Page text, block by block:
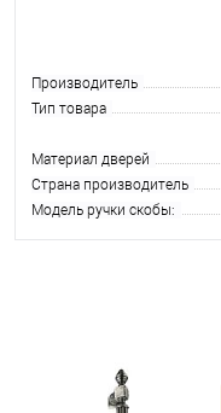
Производитель
Тип товара
Материал дверей
Страна производитель
Модель ручки скобы: